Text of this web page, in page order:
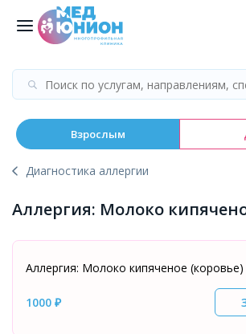
Взрослым
Диагностика аллергии
Аллергия: Молоко
Аллергия: Молоко кипяченое (коровье)
1000 ₽